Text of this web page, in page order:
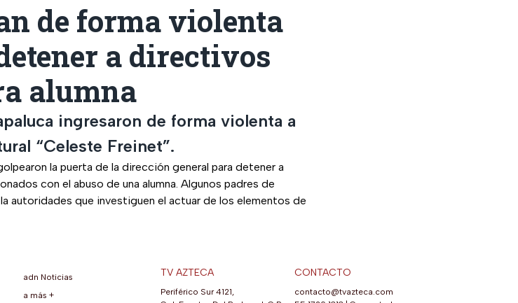
de forma violenta
a directivos
alumna
ingresaron de forma violenta a
“Celeste Freinet”.
la puerta de la dirección general para detener a
con el abuso de una alumna. Algunos padres de
autoridades que investiguen el actuar de los elementos de
adn Noticias
a más +
TV AZTECA
Periférico Sur 4121,
CONTACTO
contacto@tvazteca.com